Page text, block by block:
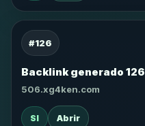
#126
Backlink generado 126
506.xg4ken.com
SI Abrir